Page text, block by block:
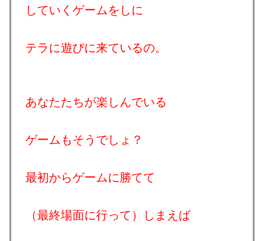
していくゲームをしに
テラに遊びに来ているの。
あなたたちが楽しんでいる
ゲームもそうでしょ？
最初からゲームに勝てて
（最終場面に行って）しまえば